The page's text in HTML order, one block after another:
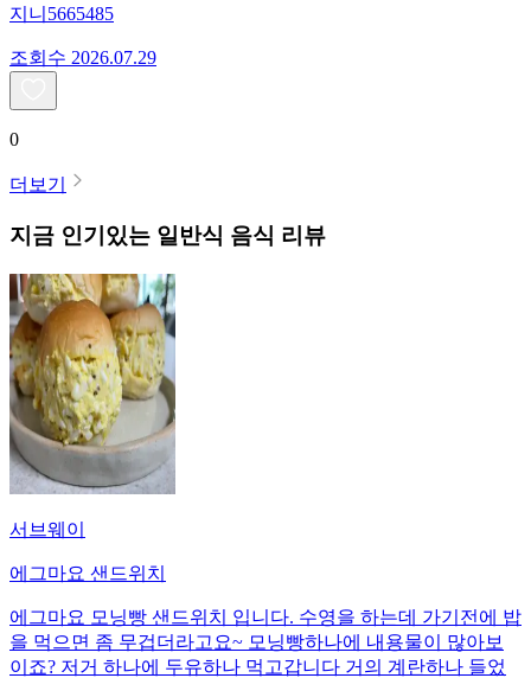
지니5665485
조회수 2026.07.29
0
더보기
지금 인기있는 일반식 음식 리뷰
서브웨이
에그마요 샌드위치
에그마요 모닝빵 샌드위치 입니다. 수영을 하는데 가기전에 밥
을 먹으면 좀 무겁더라고요~ 모닝빵하나에 내용물이 많아보
이죠? 저거 하나에 두유하나 먹고갑니다 거의 계란하나 들었